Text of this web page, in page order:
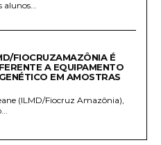
FIOCRUZAMAZÔNIA É
A EQUIPAMENTO
EM AMOSTRAS
(ILMD/Fiocruz Amazônia),